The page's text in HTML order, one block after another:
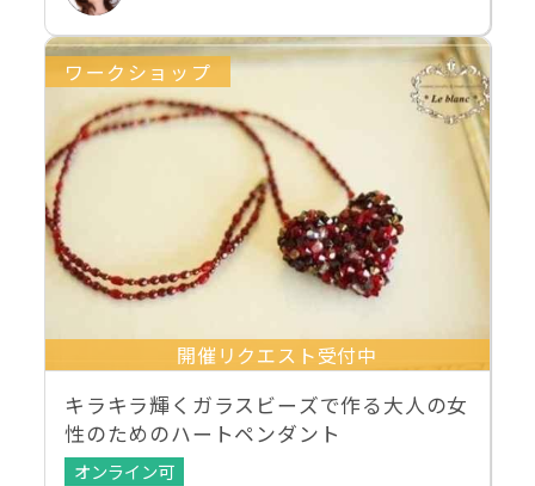
ワークショップ
開催リクエスト受付中
キラキラ輝くガラスビーズで作る大人の女
性のためのハートペンダント
オンライン可